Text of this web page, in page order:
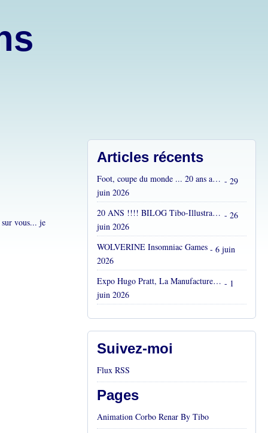
vous... je
Articles récents
Foot, coupe du monde ... 20 ans après... - 29
juin 2026
20 ANS !!!! BILOG Tibo-Illustrations !! C'est fou ! - 26
juin 2026
WOLVERINE Insomniac Games - 6 juin
2026
Expo Hugo Pratt, La Manufacture, Aix en Provence, Mai 2026 - 1
juin 2026
Suivez-moi
Flux RSS
Pages
Animation Corbo Renar By Tibo